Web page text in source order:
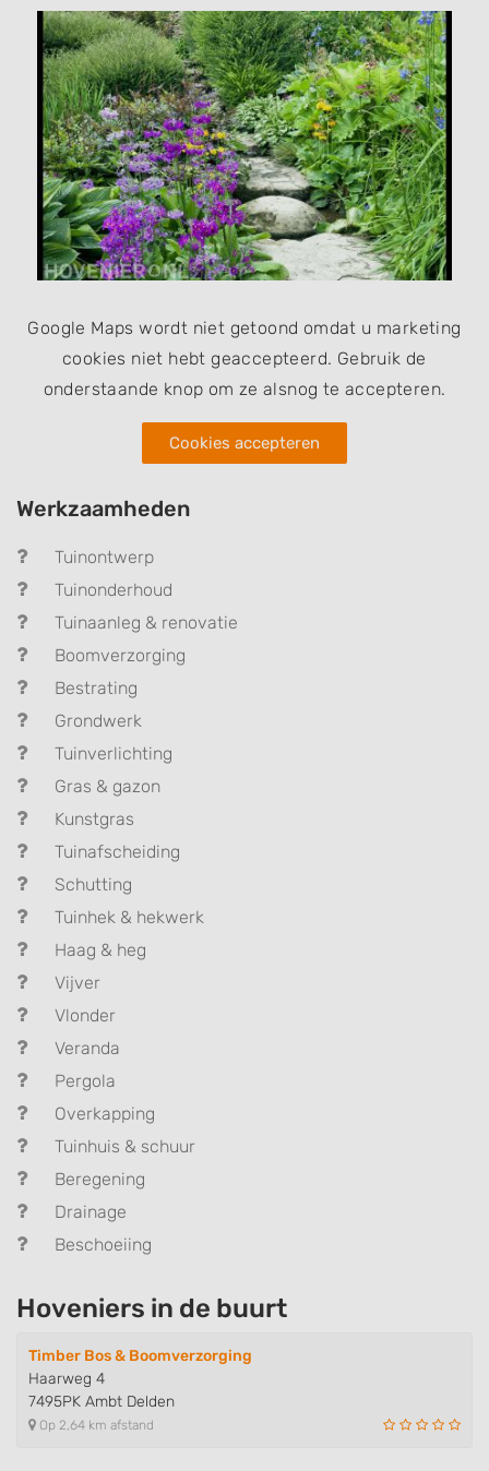
Google Maps wordt niet getoond omdat u marketing
cookies niet hebt geaccepteerd. Gebruik de
onderstaande knop om ze alsnog te accepteren.
Cookies accepteren
Werkzaamheden
Tuinontwerp
Tuinonderhoud
Tuinaanleg & renovatie
Boomverzorging
Bestrating
Grondwerk
Tuinverlichting
Gras & gazon
Kunstgras
Tuinafscheiding
Schutting
Tuinhek & hekwerk
Haag & heg
Vijver
Vlonder
Veranda
Pergola
Overkapping
Tuinhuis & schuur
Beregening
Drainage
Beschoeiing
Hoveniers in de buurt
Timber Bos & Boomverzorging
Haarweg 4
7495PK Ambt Delden
Op 2,64 km afstand